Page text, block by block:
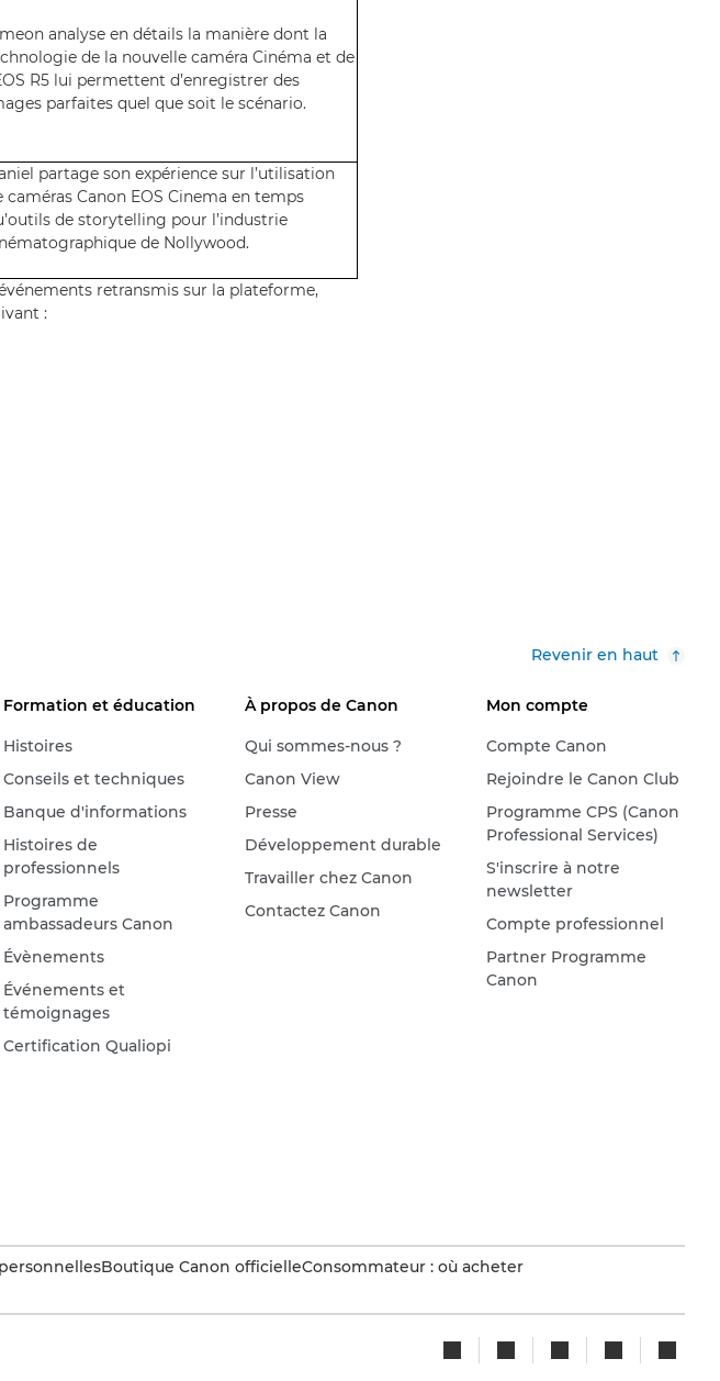
analyse en détails la manière dont la
de la nouvelle caméra Cinéma et de
R5 lui permettent d’enregistrer des
parfaites quel que soit le scénario.
partage son expérience sur l’utilisation
caméras Canon EOS Cinema en temps
de storytelling pour l’industrie
de Nollywood.
retransmis sur la plateforme,
:
Revenir en haut
Formation et éducation
Histoires
Conseils et techniques
Banque d'informations
Histoires de
professionnels
Programme
ambassadeurs Canon
Évènements
Événements et
témoignages
Certification Qualiopi
À propos de Canon
Qui sommes-nous ?
Canon View
Presse
Développement durable
Travailler chez Canon
Contactez Canon
Mon compte
Compte Canon
Rejoindre le Canon Club
Programme CPS (Canon
Professional Services)
S'inscrire à notre
newsletter
Compte professionnel
Partner Programme
Canon
Boutique Canon officielleConsommateur : où acheter